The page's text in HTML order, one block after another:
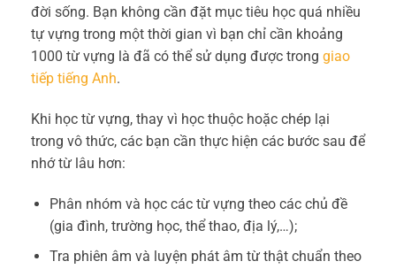
đời sống. Bạn không cần đặt mục tiêu học quá nhiều
tự vựng trong một thời gian vì bạn chỉ cần khoảng
1000 từ vựng là đã có thể sử dụng được trong giao
tiếp tiếng Anh.
Khi học từ vựng, thay vì học thuộc hoặc chép lại
trong vô thức, các bạn cần thực hiện các bước sau để
nhớ từ lâu hơn:
Phân nhóm và học các từ vựng theo các chủ đề
(gia đình, trường học, thể thao, địa lý,…);
Tra phiên âm và luyện phát âm từ thật chuẩn theo